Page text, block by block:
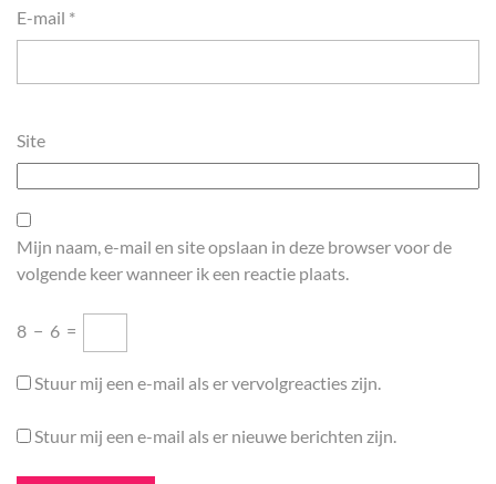
E-mail *
Site
Mijn naam, e-mail en site opslaan in deze browser voor de
volgende keer wanneer ik een reactie plaats.
8 − 6 =
Stuur mij een e-mail als er vervolgreacties zijn.
Stuur mij een e-mail als er nieuwe berichten zijn.